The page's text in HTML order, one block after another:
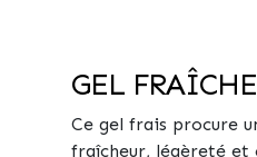
GEL
Ce gel frais procure
fraîcheur, légèreté et